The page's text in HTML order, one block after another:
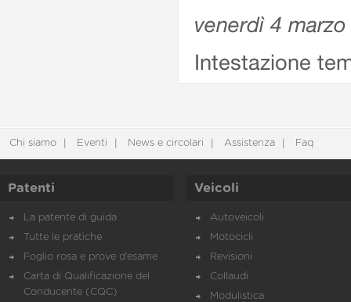
venerdì 4
Intestazione
Chi siamo Eventi News e circolari Assistenza Faq
Patenti
La patente di guida
Tutte le pratiche
Foglio rosa e prove d’esame
Carta di Qualificazione del
Conducente (CQC)
Veicoli
Autoveicoli
Motocicli
Revisioni
Collaudi
Modulistica